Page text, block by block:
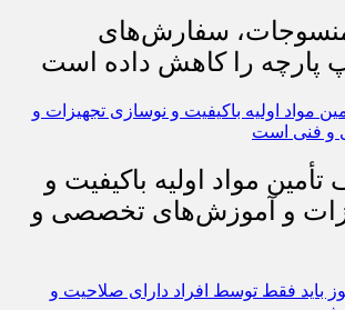
سفارش‌های
پارچه را کاهش داده است
مواد اولیه باکیفیت و
و آموزش‌های تخصصی و